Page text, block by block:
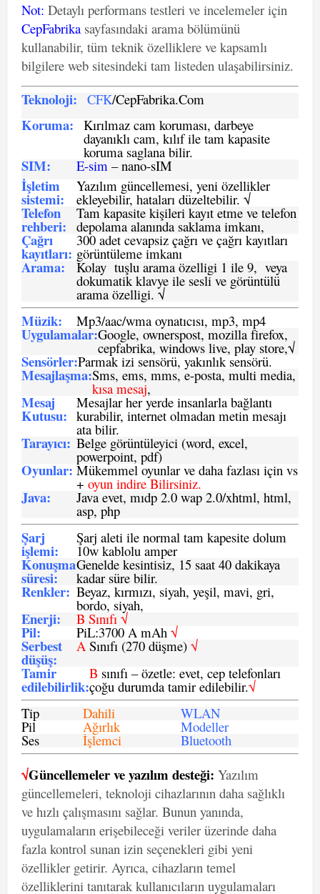
Not: Detaylı performans testleri ve incelemeler için
CepFabrika sayfasındaki arama bölümünü
kullanabilir, tüm teknik özelliklere ve kapsamlı
bilgilere web sitesindeki tam listeden ulaşabilirsiniz.
Teknoloji: CFK/CepFabrika.Com
Koruma: Kırılmaz cam koruması, darbeye
dayanıklı cam, kılıf ile tam kapasite
koruma saglana bilir.
SIM: E-sim – nano-sIM
İşletim
sistemi:
Yazılım güncellemesi, yeni özellikler
ekleyebilir, hataları düzeltebilir. √
Telefon
rehberi:
Tam kapasite kişileri kayıt etme ve telefon
depolama alanında saklama imkanı,
Çağrı
kayıtları:
300 adet cevapsiz çağrı ve çağrı kayıtları
görüntüleme imkanı
Arama: Kolay tuşlu arama özelligi 1 ile 9, veya
dokumatik klavye ile sesli ve görüntülü
arama özelligi. √
Müzik: Mp3/aac/wma oynatıcısı, mp3, mp4
Uygulamalar:Google, ownerspost, mozilla firefox,
cepfabrika, windows live, play store,√
Sensörler:Parmak izi sensörü, yakınlık sensörü.
Mesajlaşma:Sms, ems, mms, e-posta, multi media,
kısa mesaj,
Mesaj
Kutusu:
Mesajlar her yerde insanlarla bağlantı
kurabilir, internet olmadan metin mesajı
ata bilir.
Tarayıcı: Belge görüntüleyici (word, excel,
powerpoint, pdf)
Oyunlar: Mükemmel oyunlar ve daha fazlası için vs
+ oyun indire Bilirsiniz.
Java: Java evet, mıdp 2.0 wap 2.0/xhtml, html,
asp, php
Şarj
işlemi:
Şarj aleti ile normal tam kapesite dolum
10w kablolu amper
Konuşma
süresi:
Genelde kesintisiz, 15 saat 40 dakikaya
kadar süre bilir.
Renkler: Beyaz, kırmızı, siyah, yeşil, mavi, gri,
bordo, siyah,
Enerji: B Sınıfı √
Pil: PiL:3700 A mAh √
Serbest
düşüş:
ASınıfı (270 düşme) √
Tamir
edilebilirlik:
B sınıfı – özetle: evet, cep telefonları
çoğu durumda tamir edilebilir.√
Tip
Dahili WLAN
Pil Ağırlık Modeller
Ses İşlemci Bluetooth
√Güncellemeler ve yazılım desteği: Yazılım
güncellemeleri, teknoloji cihazlarının daha sağlıklı
ve hızlı çalışmasını sağlar. Bunun yanında,
uygulamaların erişebileceği veriler üzerinde daha
fazla kontrol sunan izin seçenekleri gibi yeni
özellikler getirir. Ayrıca, cihazların temel
özelliklerini tanıtarak kullanıcıların uygulamaları